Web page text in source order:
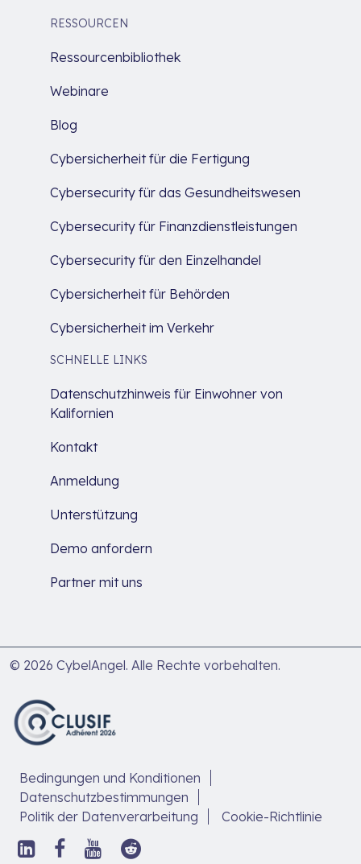
RESSOURCEN
Ressourcenbibliothek
Webinare
Blog
Cybersicherheit für die Fertigung
Cybersecurity für das Gesundheitswesen
Cybersecurity für Finanzdienstleistungen
Cybersecurity für den Einzelhandel
Cybersicherheit für Behörden
Cybersicherheit im Verkehr
SCHNELLE LINKS
Datenschutzhinweis für Einwohner von
Kalifornien
Kontakt
Anmeldung
Unterstützung
Demo anfordern
Partner mit uns
© 2026 CybelAngel. Alle Rechte vorbehalten.
Bedingungen und Konditionen
Datenschutzbestimmungen
Politik der Datenverarbeitung
Cookie-Richtlinie
Folgen
FolgeFolgenFolgen